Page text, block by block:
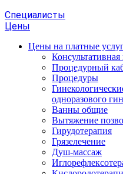
Специалисты
Цены
Цены на платные
Процедурный
Процедуры
одноразового
Ванны общие
Вытяжение
Гирудотерапия
Грязелечение
Душ-массаж